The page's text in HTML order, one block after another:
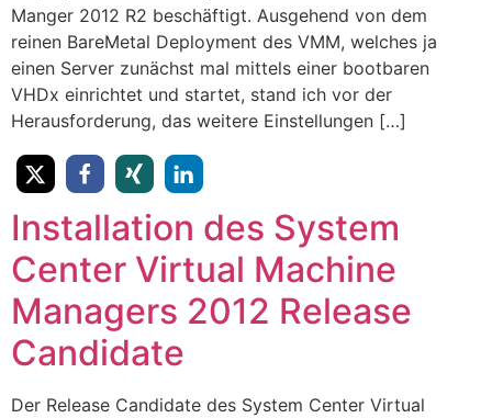
Manger 2012 R2 beschäftigt. Ausgehend von dem
reinen BareMetal Deployment des VMM, welches ja
einen Server zunächst mal mittels einer bootbaren
VHDx einrichtet und startet, stand ich vor der
Herausforderung, das weitere Einstellungen […]
Installation des System
Center Virtual Machine
Managers 2012 Release
Candidate
Der Release Candidate des System Center Virtual